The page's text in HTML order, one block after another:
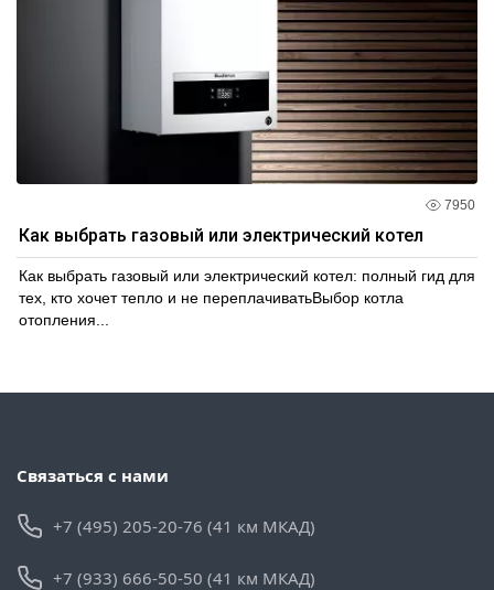
7950
Как выбрать газовый или электрический котел
Как выбрать газовый или электрический котел: полный гид для
тех, кто хочет тепло и не переплачиватьВыбор котла
отопления...
Связаться с нами
+7 (495) 205-20-76 (41 км МКАД)
+7 (933) 666-50-50 (41 км МКАД)